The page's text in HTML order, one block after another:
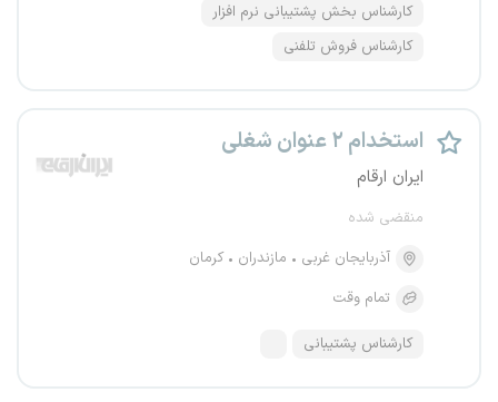
کارشناس بخش پشتیبانی نرم افزار
کارشناس فروش تلفنی
استخدام ۲ عنوان شغلی
ایران ارقام
منقضی شده
آذربایجان غربی
مازندران
کرمان
تمام وقت
کارشناس پشتیبانی